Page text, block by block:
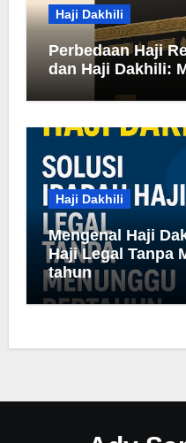
Haji Dakhili
Perbedaan Haji
dan Haji Dakhili:
Haji Dakhili
Mengenal Haji
Haji Legal Tanpa
tahun